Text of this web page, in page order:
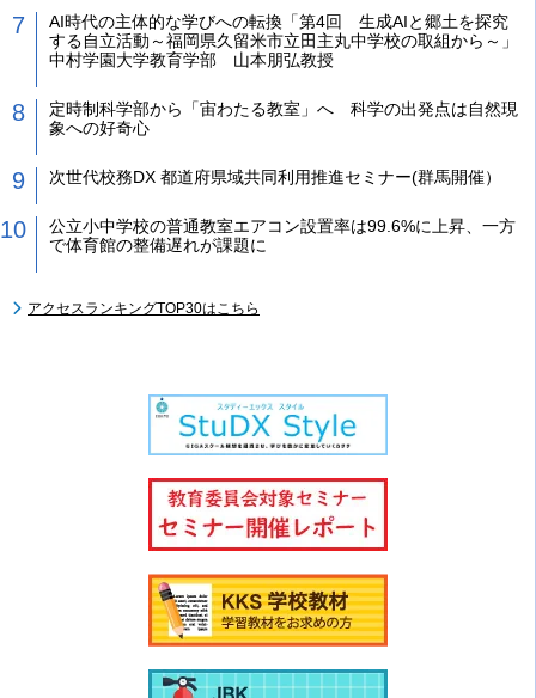
AI時代の主体的な学びへの転換「第4回 生成AIと郷土を探究
する自立活動～福岡県久留米市立田主丸中学校の取組から～」
中村学園大学教育学部 山本朋弘教授
定時制科学部から「宙わたる教室」へ 科学の出発点は自然現
象への好奇心
次世代校務DX 都道府県域共同利用推進セミナー(群馬開催）
公立小中学校の普通教室エアコン設置率は99.6%に上昇、一方
で体育館の整備遅れが課題に
アクセスランキングTOP30はこちら